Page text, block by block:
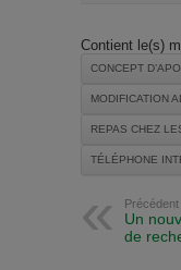
Contient le(s)
CONCEPT
MODIFICATION
REPAS CHEZ
TÉLÉPHONE
Précédent
Un
de